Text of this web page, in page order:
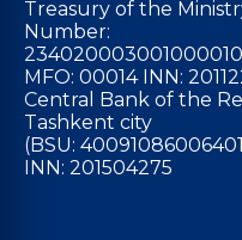
Treasury of the
Number:
MFO: 00014 INN:
Central Bank of the
Tashkent city
(BSU:
INN: 201504275